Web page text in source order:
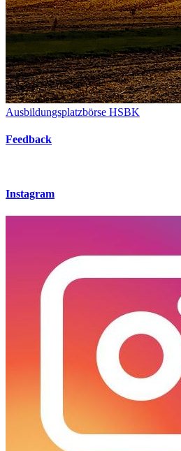
Ausbildungsplatzbörse HSBK
Feedback
Instagram